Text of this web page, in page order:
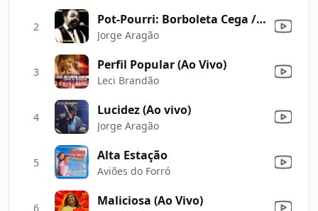
2 Pot-Pourri: Borboleta Cega / Malandro
Jorge Aragão
3 Perfil Popular (Ao Vivo)
Leci Brandão
4 Lucidez (Ao vivo)
Jorge Aragão
5 Alta Estação
Aviões do Forró
6 Maliciosa (Ao Vivo)